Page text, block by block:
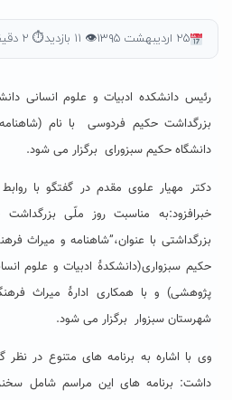
۲۵ اردیبهشت ۱۳۹۵ 👁 ۱۱ بازدید ⏱ ۲ دقیقه مطالعه
رئیس دانشکده ادبیات و علوم انسانی
بزرگداشت حکیم فردوسی با نام
دانشگاه حکیم سبزورای برگزار می شود.
دکتر مهیار علوی مقدم در گفتگو با
خبرافزود:به مناسبت روز ملّی
بزرگداشتی با عنوان،”شاهنامه و میراث
حکیم سبزواری(دانشکدۀ ادبیات و علوم
پژوهشی) و با همکاری ادارۀ میراث
شهرستان سبزوار برگزار می شود.
وی با اشاره به برنامه های متنوع در
داشت: برنامه های این مراسم شامل